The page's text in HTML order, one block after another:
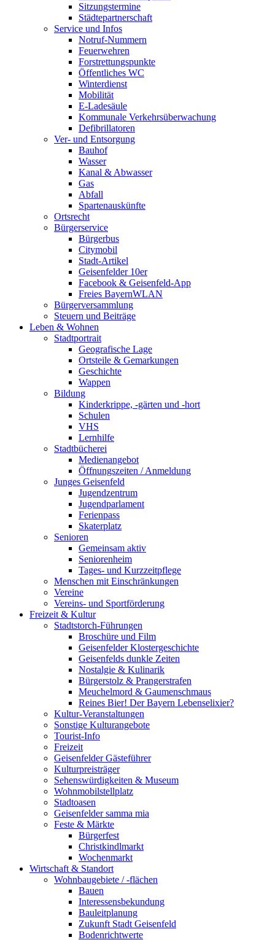
Sitzungstermine
Städtepartnerschaft
Service und Infos
Notruf-Nummern
Feuerwehren
Forstrettungspunkte
Öffentliches WC
Winterdienst
Mobilität
E-Ladesäule
Kommunale Verkehrsüberwachung
Defibrillatoren
Ver- und Entsorgung
Bauhof
Wasser
Kanal & Abwasser
Gas
Abfall
Spartenauskünfte
Ortsrecht
Bürgerservice
Bürgerbus
Citymobil
Stadt-Artikel
Geisenfelder 10er
Facebook & Geisenfeld-App
Freies BayernWLAN
Bürgerversammlung
Steuern und Beiträge
Leben & Wohnen
Stadtportrait
Geografische Lage
Ortsteile & Gemarkungen
Geschichte
Wappen
Bildung
Kinderkrippe, -gärten und -hort
Schulen
VHS
Lernhilfe
Stadtbücherei
Medienangebot
Öffnungszeiten / Anmeldung
Junges Geisenfeld
Jugendzentrum
Jugendparlament
Ferienpass
Skaterplatz
Senioren
Gemeinsam aktiv
Seniorenheim
Tages- und Kurzzeitpflege
Menschen mit Einschränkungen
Vereine
Vereins- und Sportförderung
Freizeit & Kultur
Stadtstorch-Führungen
Broschüre und Film
Geisenfelder Klostergeschichte
Geisenfelds dunkle Zeiten
Nostalgie & Kulinarik
Bürgerstolz & Prangerstrafen
Meuchelmord & Gaumenschmaus
Reines Bier! Der Bayern Lebenselixier?
Kultur-Veranstaltungen
Sonstige Kulturangebote
Tourist-Info
Freizeit
Geisenfelder Gästeführer
Kulturpreisträger
Sehenswürdigkeiten & Museum
Wohnmobilstellplatz
Stadtoasen
Geisenfelder samma mia
Feste & Märkte
Bürgerfest
Christkindlmarkt
Wochenmarkt
Wirtschaft & Standort
Wohnbaugebiete / -flächen
Bauen
Interessensbekundung
Bauleitplanung
Zukunft Stadt Geisenfeld
Bodenrichtwerte